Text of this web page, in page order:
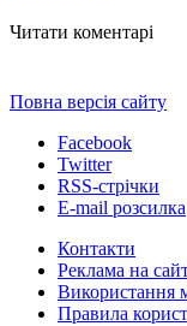
Читати коментарі
Повна версія сайту
Facebook
Twitter
RSS-стрічки
E-mail розсилка
Контакти
Реклама на
Використання
Правила